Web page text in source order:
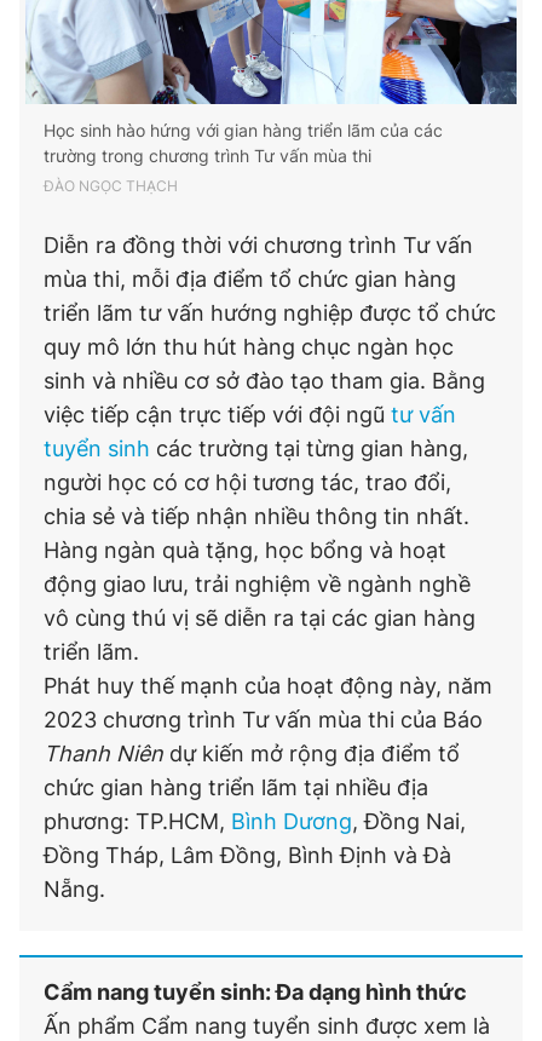
Học sinh hào hứng với gian hàng triển lãm của các
trường trong chương trình Tư vấn mùa thi
ĐÀO NGỌC THẠCH
Diễn ra đồng thời với chương trình Tư vấn
mùa thi, mỗi địa điểm tổ chức gian hàng
triển lãm tư vấn hướng nghiệp được tổ chức
quy mô lớn thu hút hàng chục ngàn học
sinh và nhiều cơ sở đào tạo tham gia. Bằng
việc tiếp cận trực tiếp với đội ngũ tư vấn
tuyển sinh các trường tại từng gian hàng,
người học có cơ hội tương tác, trao đổi,
chia sẻ và tiếp nhận nhiều thông tin nhất.
Hàng ngàn quà tặng, học bổng và hoạt
động giao lưu, trải nghiệm về ngành nghề
vô cùng thú vị sẽ diễn ra tại các gian hàng
triển lãm.
Phát huy thế mạnh của hoạt động này, năm
2023 chương trình Tư vấn mùa thi của Báo
Thanh Niên dự kiến mở rộng địa điểm tổ
chức gian hàng triển lãm tại nhiều địa
phương: TP.HCM, Bình Dương, Đồng Nai,
Đồng Tháp, Lâm Đồng, Bình Định và Đà
Nẵng.
Cẩm nang tuyển sinh: Đa dạng hình thức
Ấn phẩm Cẩm nang tuyển sinh được xem là